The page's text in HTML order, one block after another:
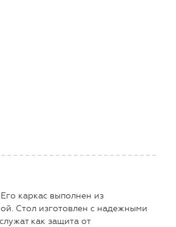
каркас выполнен из
Стол изготовлен с надежными
как защита от